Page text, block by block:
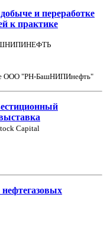
и переработке
к практике
ООО "РН-БашНИПИнефть"
Capital